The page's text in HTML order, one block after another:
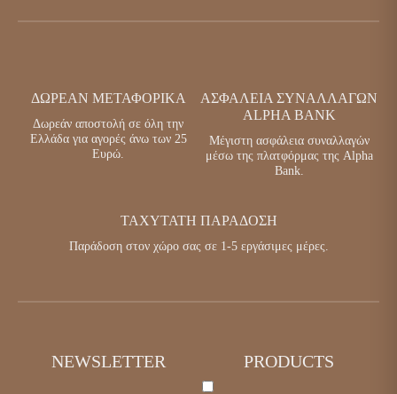
ΔΩΡΕΑΝ ΜΕΤΑΦΟΡΙΚΑ
Δωρεάν αποστολή σε όλη την
Ελλάδα για αγορές άνω των 25
Ευρώ.
ΑΣΦΑΛΕΙΑ ΣΥΝΑΛΛΑΓΩΝ
ALPHA BANK
Μέγιστη ασφάλεια συναλλαγών
μέσω της πλατφόρμας της Alpha
Bank.
ΤΑΧΥΤΑΤΗ ΠΑΡΑΔΟΣΗ
Παράδοση στον χώρο σας σε 1-5 εργάσιμες μέρες.
NEWSLETTER PRODUCTS